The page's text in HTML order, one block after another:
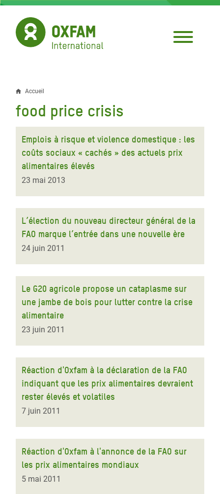
Aller
contenu
principal
Fil
d'Ariane
Accueil
food price crisis
Emplois à risque et violence domestique : les
coûts sociaux « cachés » des actuels prix
alimentaires élevés
23 mai 2013
L’élection du nouveau directeur général de la
FAO marque l’entrée dans une nouvelle ère
24 juin 2011
Le G20 agricole propose un cataplasme sur
une jambe de bois pour lutter contre la crise
alimentaire
23 juin 2011
Réaction d'Oxfam à la déclaration de la FAO
indiquant que les prix alimentaires devraient
rester élevés et volatiles
7 juin 2011
Réaction d'Oxfam à l'annonce de la FAO sur
les prix alimentaires mondiaux
5 mai 2011